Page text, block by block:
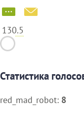
130.5
Статистика
red_mad_robot: 8